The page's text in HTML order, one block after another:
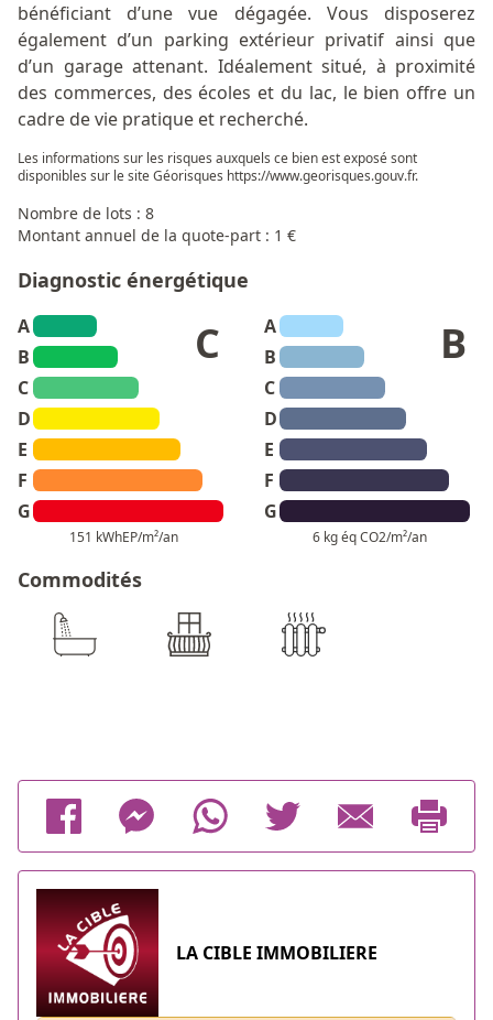
bénéficiant d’une vue dégagée. Vous disposerez
également d’un parking extérieur privatif ainsi que
d’un garage attenant. Idéalement situé, à proximité
des commerces, des écoles et du lac, le bien offre un
cadre de vie pratique et recherché.
Les informations sur les risques auxquels ce bien est exposé sont
disponibles sur le site Géorisques https://www.georisques.gouv.fr.
Nombre de lots : 8
Montant annuel de la quote-part : 1 €
Diagnostic énergétique
A
B
C
D
E
F
G
C
151 kWhEP/m²/an
A
B
C
D
E
F
G
B
6 kg éq CO2/m²/an
Commodités
LA CIBLE IMMOBILIERE